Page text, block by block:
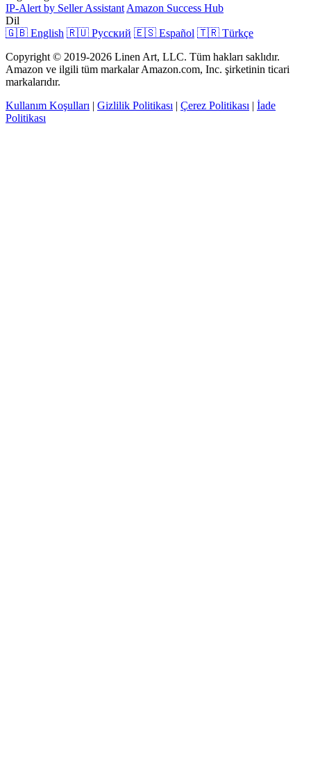
IP-Alert by Seller Assistant Amazon Success Hub
Dil
🇬🇧 English 🇷🇺 Русский 🇪🇸 Español 🇹🇷 Türkçe
Copyright © 2019-2026 Linen Art, LLC. Tüm hakları saklıdır.
Amazon ve ilgili tüm markalar Amazon.com, Inc. şirketinin ticari
markalarıdır.
Kullanım Koşulları | Gizlilik Politikası | Çerez Politikası | İade
Politikası